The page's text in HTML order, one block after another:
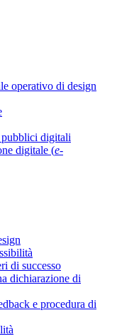
operativo di design
pubblici digitali
digitale (e-
di successo
dichiarazione di
e procedura di